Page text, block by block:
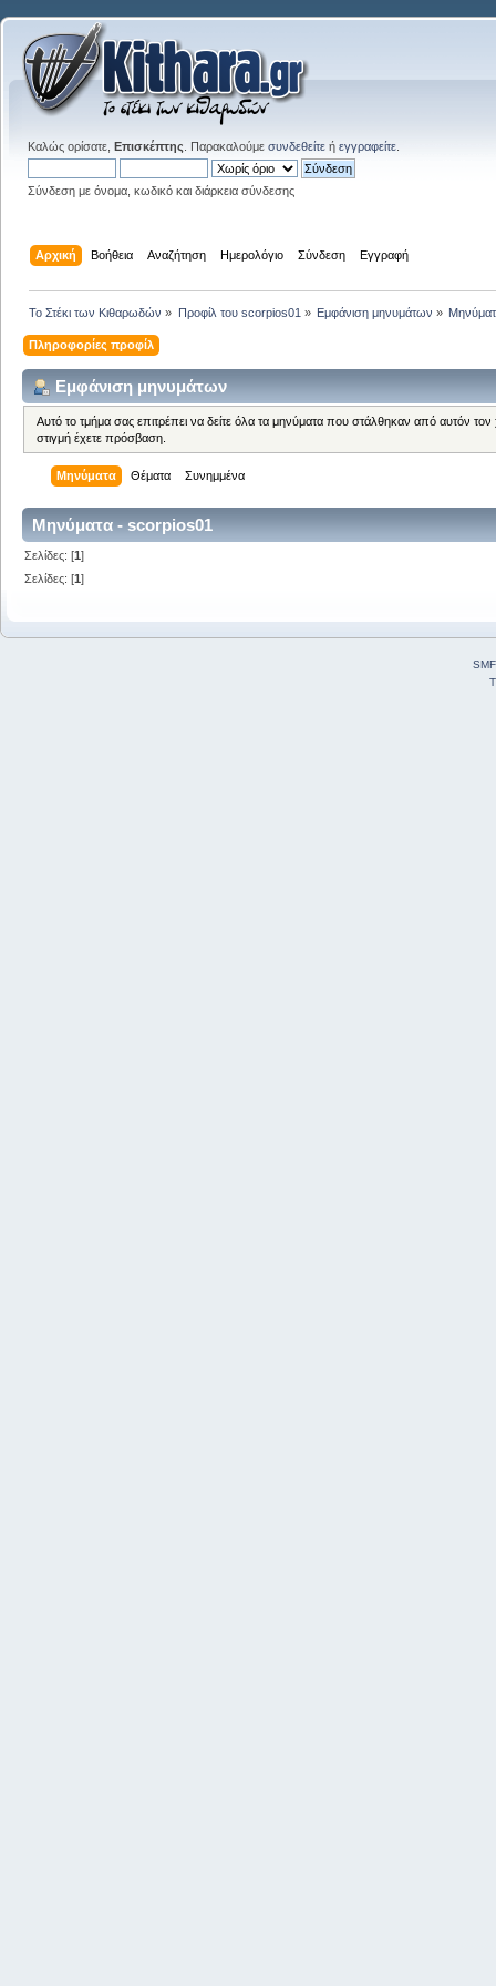
Καλώς ορίσατε, Επισκέπτης . Παρακαλούμε συνδεθείτε ή εγγραφείτε
Σύνδεση με όνομα, κωδικό και διάρκεια σύνδεσης
Αρχική Βοήθεια Αναζήτηση Ημερολόγιο Σύνδεση Εγγραφή
Το Στέκι των Κιθαρωδών » Προφίλ του scorpios01 » Εμφάνιση μηνυμάτων »
Πληροφορίες προφίλ
Εμφάνιση μηνυμάτων
Αυτό το τμήμα σας επιτρέπει να δείτε όλα τα μηνύματα που στάλθηκαν από αυτόν
στιγμή έχετε πρόσβαση.
Μηνύματα Θέματα Συνημμένα
Μηνύματα - scorpios01
Σελίδες: [1]
Σελίδες: [1]